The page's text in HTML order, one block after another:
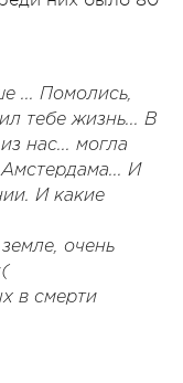
... Помолись,
тебе жизнь... В
нас... могла
И
И какие
очень
в смерти